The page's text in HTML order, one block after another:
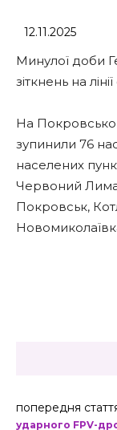
12.11.2025
Минулої доби
зіткнень на
На
зупинили 76
населених
Червоний
Покровськ,
попередня
ударного FPV-